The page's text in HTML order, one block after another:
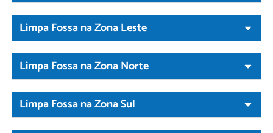
Limpa Fossa na Zona Leste
Limpa Fossa na Zona Norte
Limpa Fossa na Zona Sul